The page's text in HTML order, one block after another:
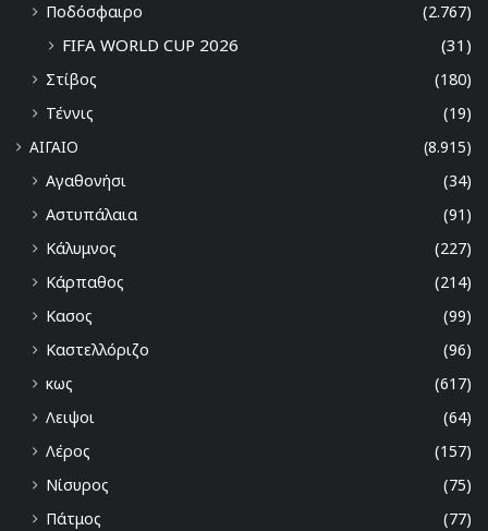
Ποδόσφαιρο
(2.767)
FIFA WORLD CUP 2026 (31)
Στίβος
(180)
Τέννις
(19)
ΑΙΓΑΙΟ
(8.915)
Αγαθονήσι
(34)
Αστυπάλαια
(91)
Κάλυμνος
(227)
Κάρπαθος
(214)
Κασος
(99)
Καστελλόριζο
(96)
κως
(617)
Λειψοι
(64)
Λέρος
(157)
Νίσυρος
(75)
Πάτμος
(77)